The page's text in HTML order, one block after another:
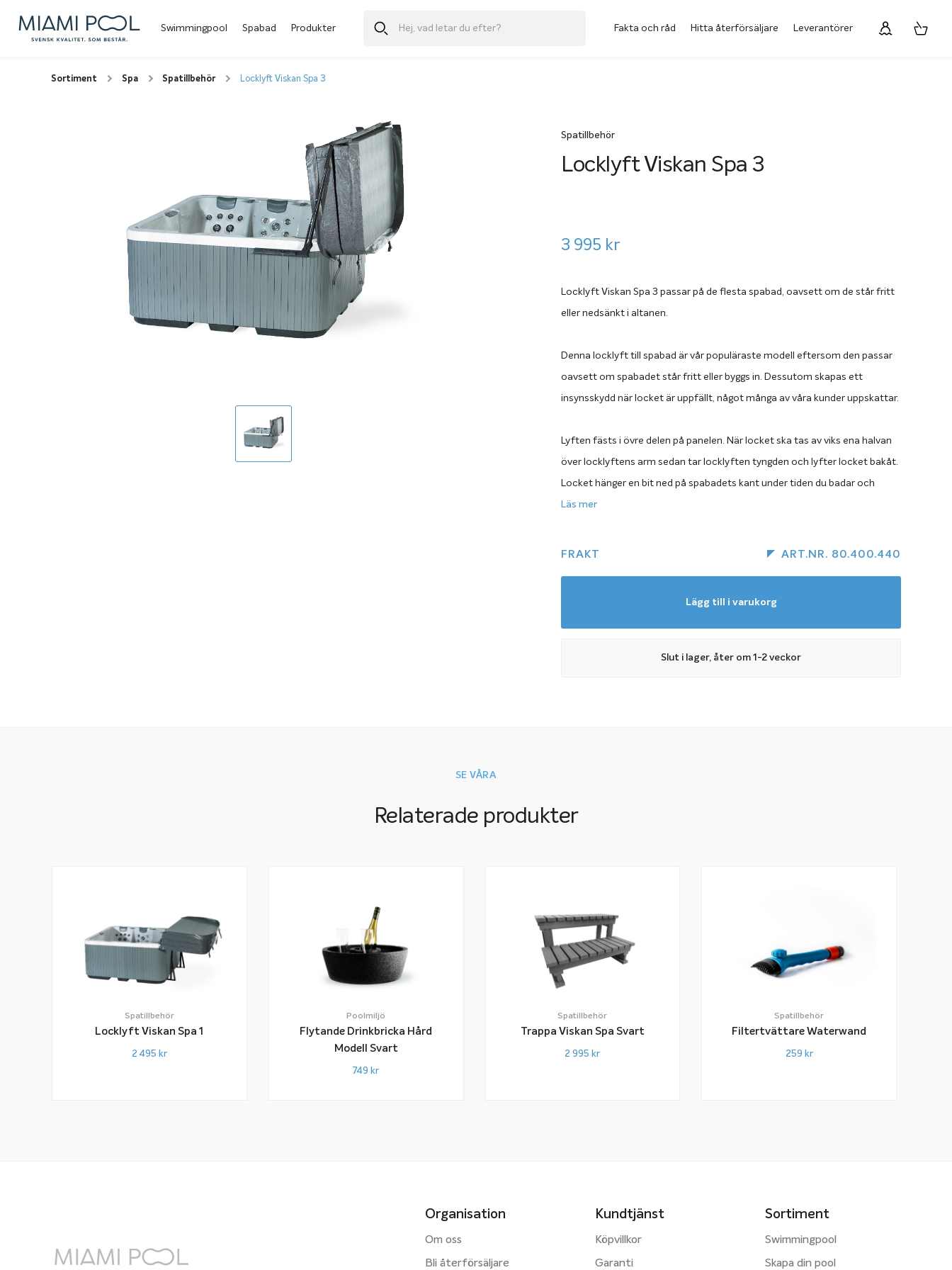
Swimmingpool Spabad Produkter Fakta och råd Hitta återförsäljare Leverantörer
Sortiment Spa Spatillbehör Locklyft Viskan Spa 3
Spatillbehör
Locklyft Viskan Spa 3
3 995 kr
Locklyft Viskan Spa 3 passar på de flesta spabad, oavsett om de står fritt
eller nedsänkt i altanen.
Denna locklyft till spabad är vår populäraste modell eftersom den passar
oavsett om spabadet står fritt eller byggs in. Dessutom skapas ett
insynsskydd när locket är uppfällt, något många av våra kunder uppskattar.
Lyften fästs i övre delen på panelen. När locket ska tas av viks ena halvan
över locklyftens arm sedan tar locklyften tyngden och lyfter locket bakåt.
Locket hänger en bit ned på spabadets kant under tiden du badar och
skapar samtidigt ett insynsskydd.
underlättar det hanteringen och dessutom minskar belastningen och
Läs mer
FRAKT ART.NR. 80.400.440
Lägg till i varukorg
Slut i lager, åter om 1-2 veckor
SE VÅRA
Relaterade produkter
Spatillbehör
Locklyft Viskan Spa 1
2 495 kr
Poolmiljö
Flytande Drinkbricka Hård
Modell Svart
749 kr
Spatillbehör
Trappa Viskan Spa Svart
2 995 kr
Spatillbehör
Filtertvättare Waterwand
259 kr
Sortiment
Swimmingpool
Skapa din pool
Kundtjänst
Köpvillkor
Garanti
Organisation
Om oss
Bli återförsäljare